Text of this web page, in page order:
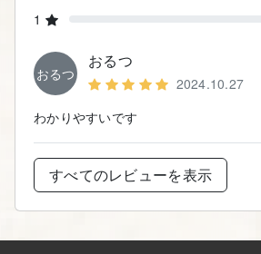
1
おるつ
おるつ
2024.10.27
わかりやすいです
すべてのレビューを表示